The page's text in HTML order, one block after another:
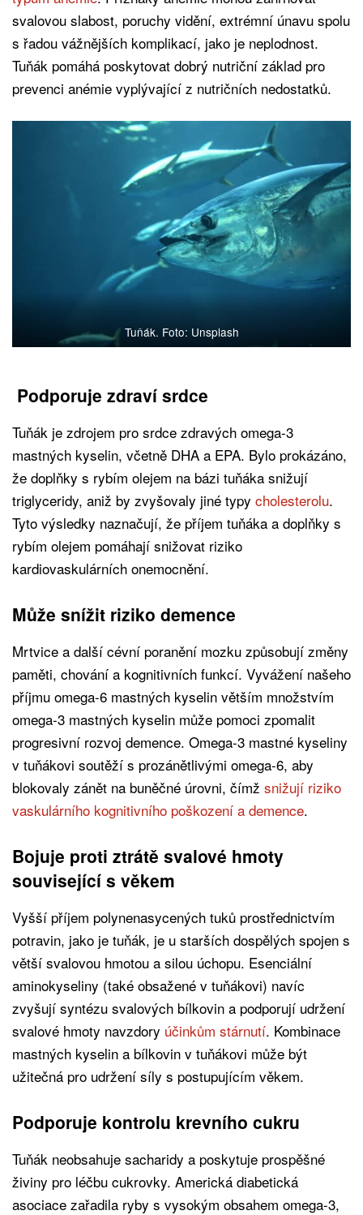
svalovou slabost, poruchy vidění, extrémní únavu spolu
s řadou vážnějších komplikací, jako je neplodnost.
Tuňák pomáhá poskytovat dobrý nutriční základ pro
prevenci anémie vyplývající z nutričních nedostatků.
Tuňák. Foto: Unsplash
Podporuje zdraví srdce
Tuňák je zdrojem pro srdce zdravých omega-3
mastných kyselin, včetně DHA a EPA. Bylo prokázáno,
že doplňky s rybím olejem na bázi tuňáka snižují
triglyceridy, aniž by zvyšovaly jiné typy cholesterolu.
Tyto výsledky naznačují, že příjem tuňáka a doplňky s
rybím olejem pomáhají snižovat riziko
kardiovaskulárních onemocnění.
Může snížit riziko demence
Mrtvice a další cévní poranění mozku způsobují změny
paměti, chování a kognitivních funkcí. Vyvážení našeho
příjmu omega-6 mastných kyselin větším množstvím
omega-3 mastných kyselin může pomoci zpomalit
progresivní rozvoj demence. Omega-3 mastné kyseliny
v tuňákovi soutěží s prozánětlivými omega-6, aby
blokovaly zánět na buněčné úrovni, čímž snižují riziko
vaskulárního kognitivního poškození a demence.
Bojuje proti ztrátě svalové hmoty
související s věkem
Vyšší příjem polynenasycených tuků prostřednictvím
potravin, jako je tuňák, je u starších dospělých spojen s
větší svalovou hmotou a silou úchopu. Esenciální
aminokyseliny (také obsažené v tuňákovi) navíc
zvyšují syntézu svalových bílkovin a podporují udržení
svalové hmoty navzdory účinkům stárnutí. Kombinace
mastných kyselin a bílkovin v tuňákovi může být
užitečná pro udržení síly s postupujícím věkem.
Podporuje kontrolu krevního cukru
Tuňák neobsahuje sacharidy a poskytuje prospěšné
živiny pro léčbu cukrovky. Americká diabetická
asociace zařadila ryby s vysokým obsahem omega-3,